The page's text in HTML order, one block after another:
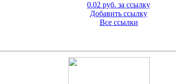
0.02 руб. за ссылку
Добавить ссылку
Все ссылки